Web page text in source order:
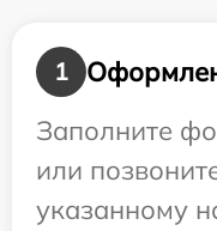
1
Заполните
или
указанному